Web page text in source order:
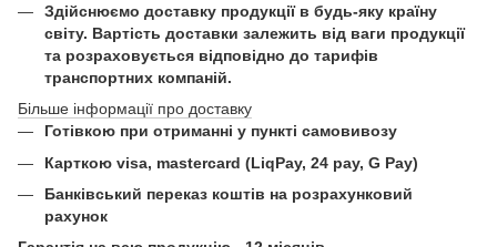
Здійснюємо доставку продукції в будь-яку країну
світу. Вартість доставки залежить від ваги продукції
та розраховується відповідно до тарифів
транспортних компаній.
Більше інформації про доставку
Готівкою при отриманні у пункті самовивозу
Карткою visa, mastercard (LiqPay, 24 pay, G Pay)
Банківський переказ коштів на розрахунковий
рахунок